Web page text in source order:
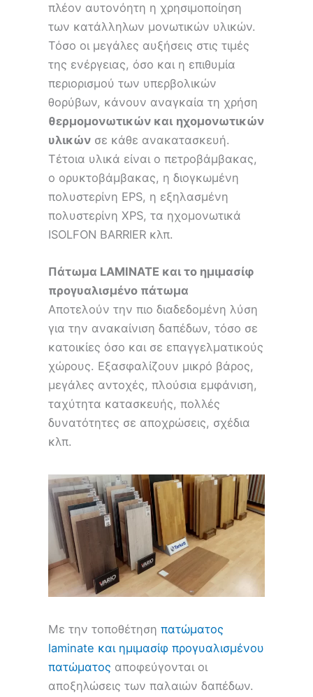
πλέον αυτονόητη η χρησιμοποίηση
των κατάλληλων μονωτικών υλικών.
Τόσο οι μεγάλες αυξήσεις στις τιμές
της ενέργειας, όσο και η επιθυμία
περιορισμού των υπερβολικών
θορύβων, κάνουν αναγκαία τη χρήση
θερμομονωτικών και ηχομονωτικών
υλικών σε κάθε ανακατασκευή.
Τέτοια υλικά είναι ο πετροβάμβακας,
ο ορυκτοβάμβακας, η διογκωμένη
πολυστερίνη EPS, η εξηλασμένη
πολυστερίνη XPS, τα ηχομονωτικά
ISOLFON BARRIER κλπ.
Πάτωμα LAMINATE και το ημιμασίφ
προγυαλισμένο πάτωμα
Αποτελούν την πιο διαδεδομένη λύση
για την ανακαίνιση δαπέδων, τόσο σε
κατοικίες όσο και σε επαγγελματικούς
χώρους. Εξασφαλίζουν μικρό βάρος,
μεγάλες αντοχές, πλούσια εμφάνιση,
ταχύτητα κατασκευής, πολλές
δυνατότητες σε αποχρώσεις, σχέδια
κλπ.
Με την τοποθέτησηπατώματος
laminate και ημιμασίφ προγυαλισμένου
πατώματος αποφεύγονται οι
αποξηλώσεις των παλαιών δαπέδων.